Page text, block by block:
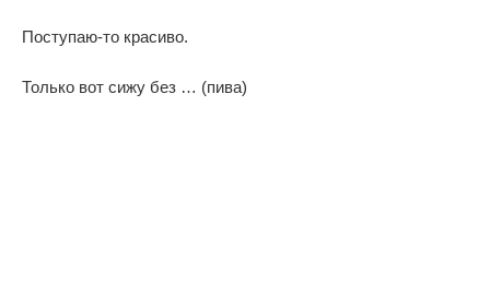
Поступаю-то красиво.
Только вот сижу без … (пива)